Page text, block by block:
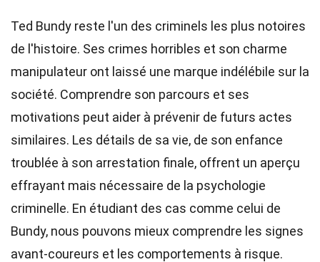
Ted Bundy reste l'un des criminels les plus notoires
de l'histoire. Ses crimes horribles et son charme
manipulateur ont laissé une marque indélébile sur la
société. Comprendre son parcours et ses
motivations peut aider à prévenir de futurs actes
similaires. Les détails de sa vie, de son enfance
troublée à son arrestation finale, offrent un aperçu
effrayant mais nécessaire de la psychologie
criminelle. En étudiant des cas comme celui de
Bundy, nous pouvons mieux comprendre les signes
avant-coureurs et les comportements à risque.